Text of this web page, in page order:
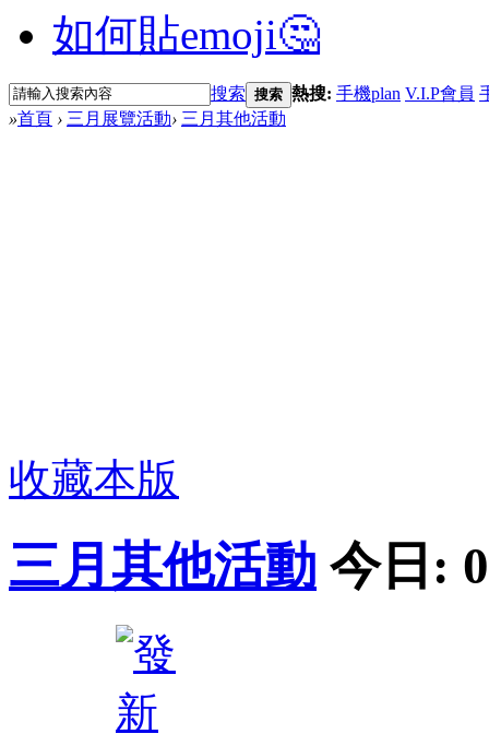
如何貼emoji🤔
搜索 搜索 熱搜: 手機plan V.I.P會員
»首頁 › 三月展覽活動› 三月其他活動
收藏本版
三月其他活動 今日: 0